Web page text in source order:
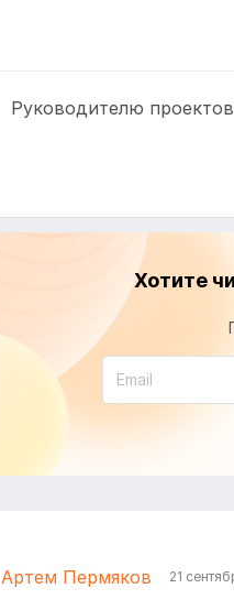
Руководителю проектов
Хотите
Артем Пермяков 21